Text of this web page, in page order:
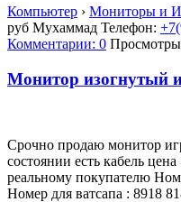
Компьютер › Мониторы и
руб Мухаммад Телефон:
Комментарии: 0
Монитор изогнутый
Срочно продаю монитор
состоянии есть кабель
реальному покупателю
Номер для ватсапа : 8918